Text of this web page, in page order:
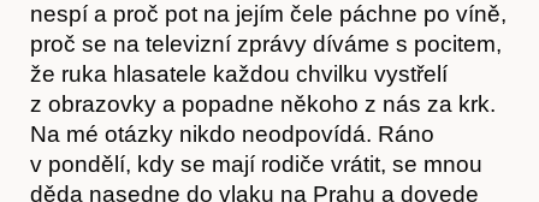
nespí a proč pot na jejím čele páchne po víně,
proč se na televizní zprávy díváme s pocitem,
že ruka hlasatele každou chvilku vystřelí
z obrazovky a popadne někoho z nás za krk.
Na mé otázky nikdo neodpovídá. Ráno
v pondělí, kdy se mají rodiče vrátit, se mnou
děda nasedne do vlaku na Prahu a dovede